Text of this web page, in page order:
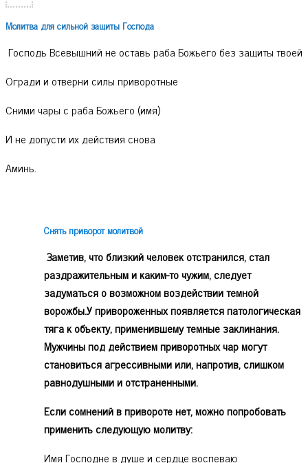
Молитва для сильной защиты Господа
Господь Всевышний не оставь раба Божьего без защиты твоей
Огради и отверни силы приворотные
Сними чары с раба Божьего (имя)
И не допусти их действия снова
Аминь.
Снять приворот молитвой
Заметив, что близкий человек отстранился, стал
раздражительным и каким-то чужим, следует
задуматься о возможном воздействии темной
ворожбы.У привороженных появляется патологическая
тяга к объекту, применившему темные заклинания.
Мужчины под действием приворотных чар могут
становиться агрессивными или, напротив, слишком
равнодушными и отстраненными.
Если сомнений в привороте нет, можно попробовать
применить следующую молитву:
Имя Господне в душе и сердце воспеваю